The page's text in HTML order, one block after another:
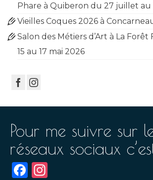
Phare à Quiberon du 27 juillet
Vieilles Coques 2026 à
Salon des Métiers d’Art à La
15 au 17 mai 2026
Pour me suivre sur
réseaux sociaux
Facebook